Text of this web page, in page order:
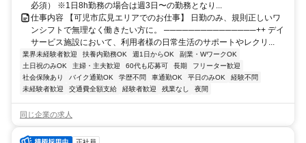
必須） ※1日8h勤務の場合は週3日〜の勤務となり...
仕事内容 【可児市広見エリアでのお仕事】 日勤のみ、規則正しいワ
ンシフトで無理なく働きたい方に。 ───────────────++ デイ
サービス施設において、利用者様の日常生活のサポートやレクリ...
業界未経験者歓迎 扶養内勤務OK 週1日からOK
副業・WワークOK
土日祝のみOK
主婦・主夫歓迎 60代も応募可 長期
フリーター歓迎
社会保険あり
バイク通勤OK 学歴不問 車通勤OK 平日のみOK
経験不問
未経験者歓迎
交通費全額支給 経験者歓迎 残業なし 夜間
同じ企業の求人